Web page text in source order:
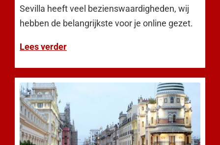
Sevilla heeft veel bezienswaardigheden, wij
hebben de belangrijkste voor je online gezet.
Lees verder